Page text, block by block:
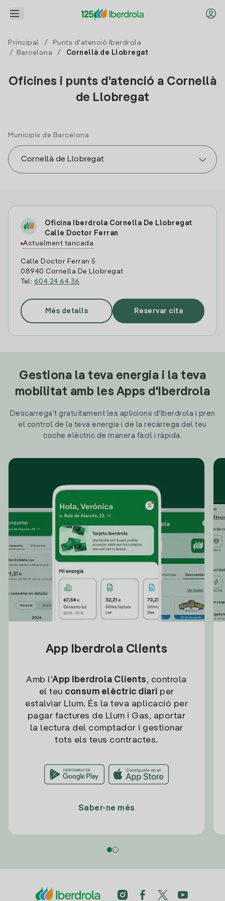
Principal /
Punts d'atenció Iberdrola
/
Barcelona / Cornellà de Llobregat
Oficines i punts d'atenció a Cornellà
de Llobregat
Municipis de Barcelona
Oficina Iberdrola Cornella De Llobregat
Calle Doctor Ferran
Actualment tancada
Calle Doctor Ferran 5
08940 Cornella De Llobregat
Tel: 604 24 64 36
Més detalls Reservar cita
Gestiona la teva energia i la teva
mobilitat amb les Apps d'Iberdrola
Descarrega't gratuïtament les aplicions d'Iberdrola i pren
el control de la teva energia i de la recàrrega del teu
coche elèctric de manera fàcil i ràpida.
App Iberdrola Clients
Amb l'App Iberdrola Clients, controla
el teu consum elèctric diari per
estalviar Llum. És la teva aplicació per
pagar factures de Llum i Gas, aportar
la lectura del comptador i gestionar
tots els teus contractes.
Saber-ne més